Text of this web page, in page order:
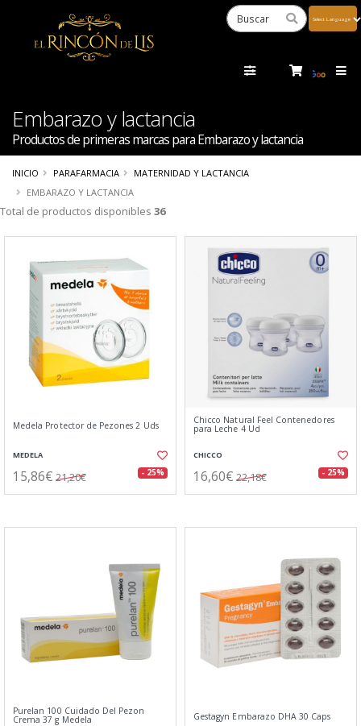
Embarazo y lactancia
Productos de primeras marcas para Embarazo y lactancia
INICIO PARAFARMACIA
MATERNIDAD Y LACTANCIA
EMBARAZO Y LACTANCIA
Total de productos disponibles 36
Medela Protector de Pezones 2 Uds
MEDELA
15,86€ 21,20€ - 25%
Chicco Natural Feel Contenedores
para Leche 4 Ud
CHICCO
16,60€ 22,18€ - 25%
Purelan 100 Cuidado Del Pezon
Crema 37 g Medela Gestagyn Embarazo DHA 30 Caps